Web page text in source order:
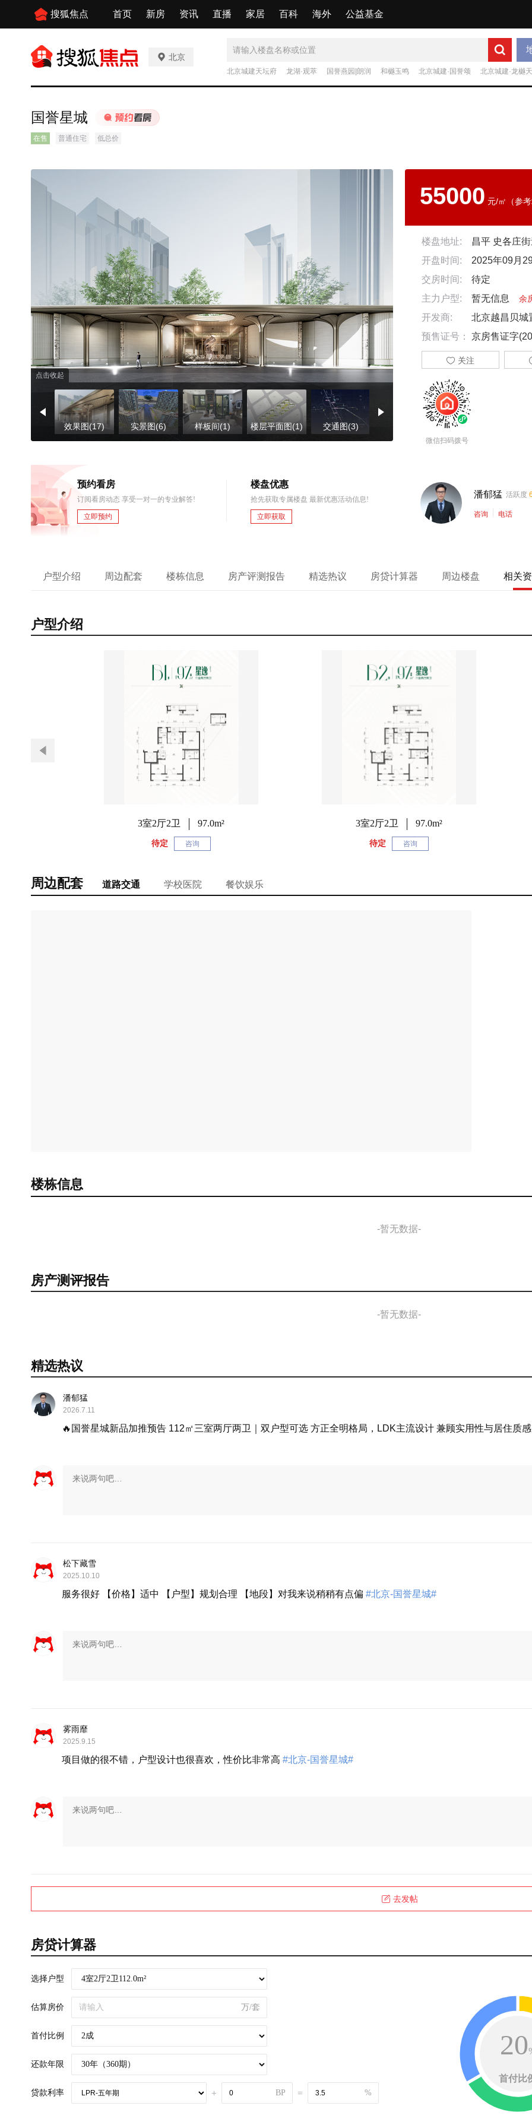
搜狐焦点 首页 新房 资讯 直播 家居 百科 海外 公益基金
北京
北京城建天坛府 龙湖·观萃 国誉燕园|朗润 和樾玉鸣 北京城建·国誉颂 北京城建·龙樾
国誉星城
在售 普通住宅 低总价
点击收起
效果图(17) 实景图(6) 样板间(1) 楼层平面图(1) 交通图(3)
55000 元/㎡（参
楼盘地址:
昌平 史各庄
开盘时间:
2025年09月
交房时间:
待定
主力户型:
暂无信息 余
开发商:
北京越昌贝城
预售证号：
京房售证字
 关注
微信扫码拨号
预约看房
订阅看房动态 享受一对一的专业解答!
立即预约
楼盘优惠
抢先获取专属楼盘 最新优惠活动信息!
立即获取
潘郁猛 活跃度
咨询 电话
户型介绍 周边配套 楼栋信息 房产评测报告 精选热议 房贷计算器 周边楼盘 相关
户型介绍
3室2厅2卫 97.0m²
待定 咨询
3室2厅2卫 97.0m²
待定 咨询
周边配套 道路交通 学校医院 餐饮娱乐
楼栋信息
-暂无数据-
房产测评报告
-暂无数据-
精选热议
潘郁猛
2026.7.11
🔥国誉星城新品加推预告 112㎡三室两厅两卫｜双户型可选 方正全明格局，LDK主流设计 兼顾实用性与居住质
松下藏雪
2025.10.10
服务很好 【价格】适中 【户型】规划合理 【地段】对我来说稍稍有点偏 #北京-国誉星城#
雾雨靡
2025.9.15
项目做的很不错，户型设计也很喜欢，性价比非常高 #北京-国誉星城#
去发帖
房贷计算器
选择户型
估算房价 万/套
首付比例
还款年限
贷款利率 + BP = %
20
首付比